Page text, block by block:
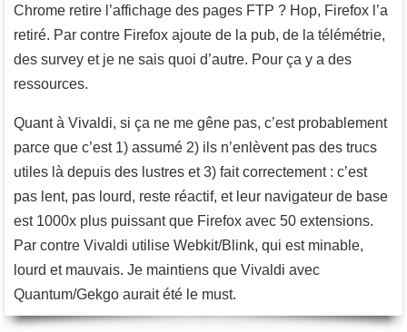
Chrome retire l’affichage des pages FTP ? Hop, Firefox l’a
retiré. Par contre Firefox ajoute de la pub, de la télémétrie,
des survey et je ne sais quoi d’autre. Pour ça y a des
ressources.
Quant à Vivaldi, si ça ne me gêne pas, c’est probablement
parce que c’est 1) assumé 2) ils n’enlèvent pas des trucs
utiles là depuis des lustres et 3) fait correctement : c’est
pas lent, pas lourd, reste réactif, et leur navigateur de base
est 1000x plus puissant que Firefox avec 50 extensions.
Par contre Vivaldi utilise Webkit/Blink, qui est minable,
lourd et mauvais. Je maintiens que Vivaldi avec
Quantum/Gekgo aurait été le must.